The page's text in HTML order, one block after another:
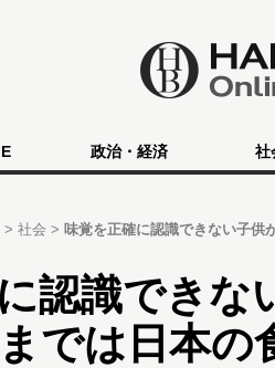
政治・経済 社
社会
味覚を正確に認識できない子供
認識できな
では日本の